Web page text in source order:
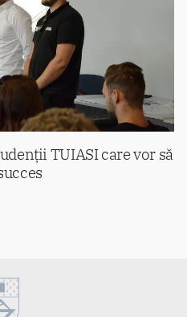
TUIASI care vor să